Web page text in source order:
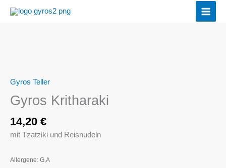
Inhalt
Gyros Teller
Gyros Kritharaki
14,20 €
mit Tzatziki und Reisnudeln
Allergene: G,A
Menge